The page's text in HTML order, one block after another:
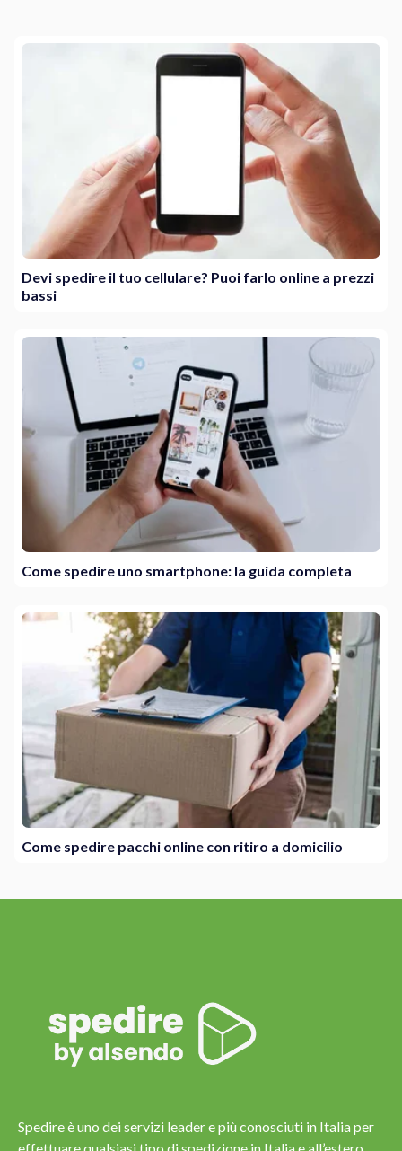
Devi spedire il tuo cellulare? Puoi farlo online a prezzi
bassi
Come spedire uno smartphone: la guida completa
Come spedire pacchi online con ritiro a domicilio
Spedire è uno dei servizi leader e più conosciuti in Italia per